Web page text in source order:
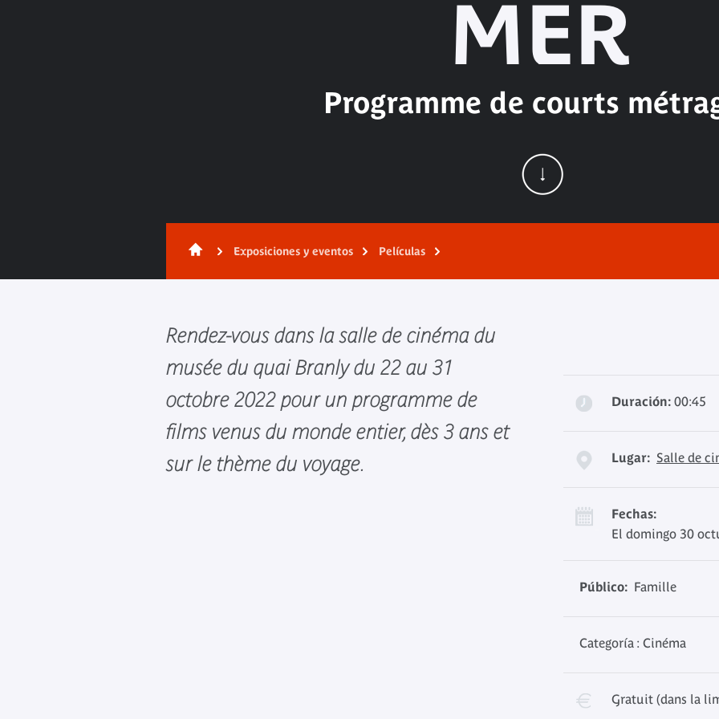
MER
Programme de courts
Exposiciones y eventos Películas
Rendez-vous dans la salle de cinéma du
musée du quai Branly du 22 au 31
octobre 2022 pour un programme de
films venus du monde entier, dès 3 ans et
sur le thème du voyage.
Duración: 00:45
Lugar: Salle de
Fechas:
El domingo 30
Público: Famille
Categoría : Cinéma
Gratuit (dans la